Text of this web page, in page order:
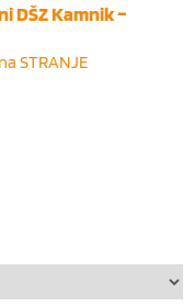
DŠZ Kamnik –
STRANJE